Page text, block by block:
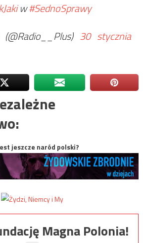
w#SednoSprawy
30 stycznia
jeszcze naród polski?
Magna Polonia!